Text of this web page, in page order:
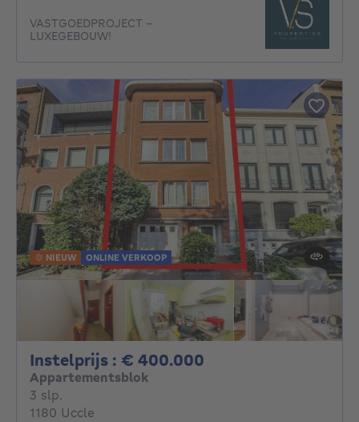
VASTGOEDPROJECT –
LUXEGEBOUW!
NIEUW ONLINE VERKOOP
Instelprijs : € 400.000
Appartementsblok
3 slp.
1180 Uccle